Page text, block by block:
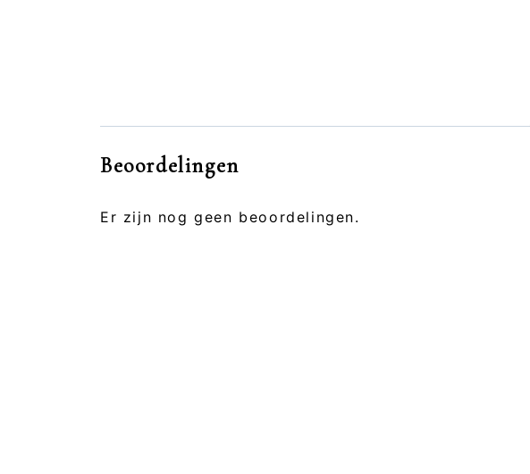
Beoordelingen
Er zijn nog geen beoordelingen.